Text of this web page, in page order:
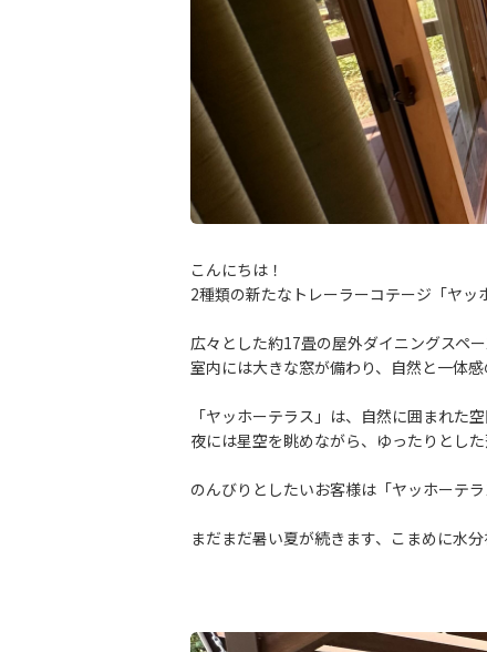
こんにちは！
2種類の新たなトレーラーコテージ「ヤ
広々とした約17畳の屋外ダイニングスペ
室内には大きな窓が備わり、自然と一体感
「ヤッホーテラス」は、自然に囲まれた
夜には星空を眺めながら、ゆったりとし
のんびりとしたいお客様は「ヤッホーテ
まだまだ暑い夏が続きます、こまめに水